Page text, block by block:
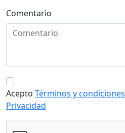
Comentario
Acepto Términos y condiciones
Privacidad